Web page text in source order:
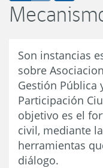
Son instancias
sobre
Gestión Pública
Participación
objetivo es el
civil, mediante
herramientas
diálogo.